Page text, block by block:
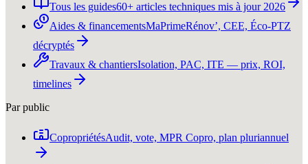
Tous les guides60+ articles techniques mis à jour 2026
Aides & financementsMaPrimeRénov’, CEE, Éco-PTZ
décryptés
Travaux & chantiersIsolation, PAC, ITE — prix, ROI,
timelines
Par public
CopropriétésAudit, vote, MPR Copro, plan pluriannuel